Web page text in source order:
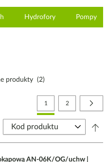
Hydrofory Pompy
produkty (2)
Strona
Aktualnie czytasz stronę
1 Strona
2
AN-06K/OG/uchw |